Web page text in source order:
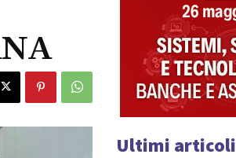
Ultimi articoli